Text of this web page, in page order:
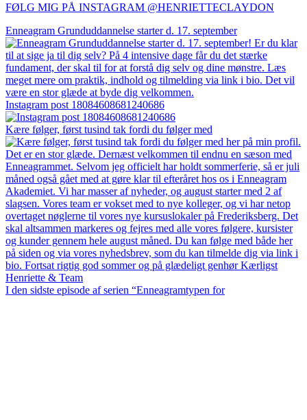
FØLG MIG PÅ INSTAGRAM @HENRIETTECLAYDON​
Enneagram Grunduddannelse starter d. 17. september
Instagram post 18084608681240686
Kære følger, først tusind tak fordi du følger med
I den sidste episode af serien “Enneagramtypen for